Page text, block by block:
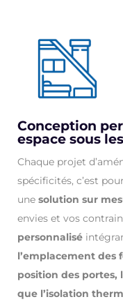
Conception
espace sous
Chaque projet
spécificités, c’est
une solution sur
envies et vos
personnalisé
l’emplacement des
position des portes,
que l’isolation